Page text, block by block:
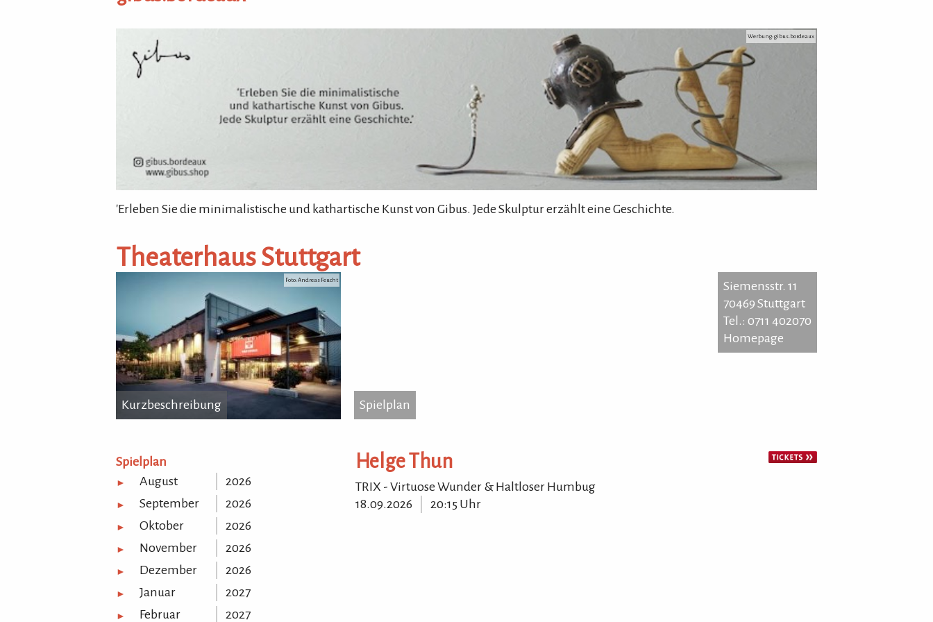
gibus.bordeaux Werbung: gibus.bordeaux
'Erleben Sie die minimalistische und kathartische Kunst von Gibus. Jede Skulptur erzählt eine Geschichte.
Theaterhaus Stuttgart
Foto: Andreas Feucht
Kurzbeschreibung Spielplan
Siemensstr. 11
70469 Stuttgart
Tel.: 0711 402070
Homepage
Homepage
Spielplan
► August 2026
► September 2026
► Oktober 2026
► November 2026
► Dezember 2026
► Januar 2027
► Februar 2027
Helge Thun
TRIX - Virtuose Wunder & Haltloser Humbug
18.09.2026
20:15 Uhr